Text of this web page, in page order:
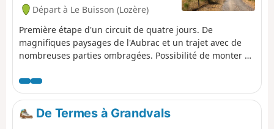
Départ à Le Buisson (Lozère)
Première étape d'un circuit de quatre jours. De
magnifiques paysages de l'Aubrac et un trajet avec de
nombreuses parties ombragées. Possibilité de monter au
pas à demander aux propriétaires). Cette randonnée
emprunte majoritairement le GRP® Tour des Monts
d'Aubrac (marquage Jaune et Rouge).
De Termes à Grandvals